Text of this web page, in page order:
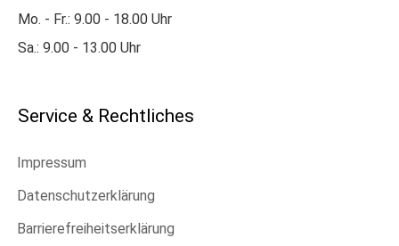
Mo. - Fr.: 9.00 - 18.00 Uhr
Sa.: 9.00 - 13.00 Uhr
Service & Rechtliches
Impressum
Datenschutzerklärung
Barrierefreiheitserklärung